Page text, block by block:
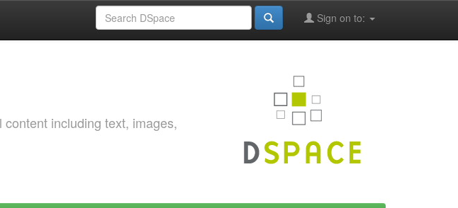
Sign on to:
including text, images,